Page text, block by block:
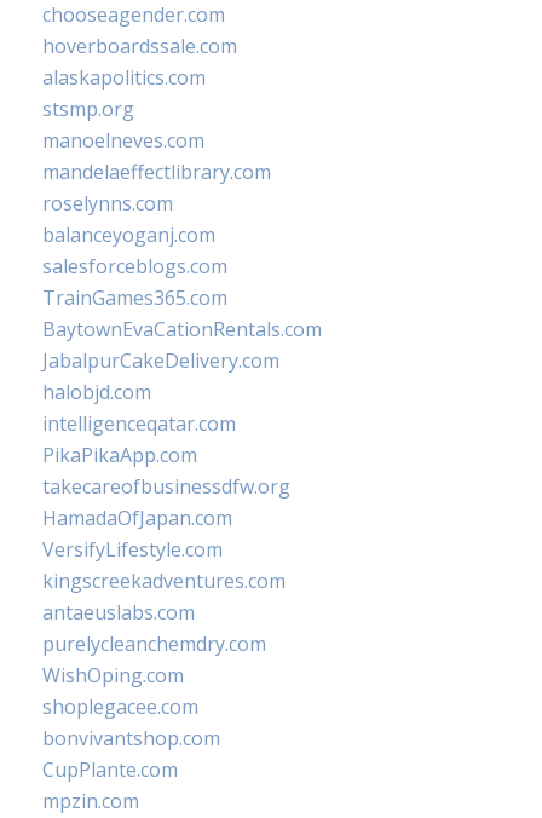
chooseagender.com
hoverboardssale.com
alaskapolitics.com
stsmp.org
manoelneves.com
mandelaeffectlibrary.com
roselynns.com
balanceyoganj.com
salesforceblogs.com
TrainGames365.com
BaytownEvaCationRentals.com
JabalpurCakeDelivery.com
halobjd.com
intelligenceqatar.com
PikaPikaApp.com
takecareofbusinessdfw.org
HamadaOfJapan.com
VersifyLifestyle.com
kingscreekadventures.com
antaeuslabs.com
purelycleanchemdry.com
WishOping.com
shoplegacee.com
bonvivantshop.com
CupPlante.com
mpzin.com